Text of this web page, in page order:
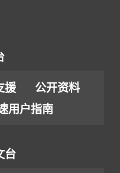
援
公开资料
用户指南
台